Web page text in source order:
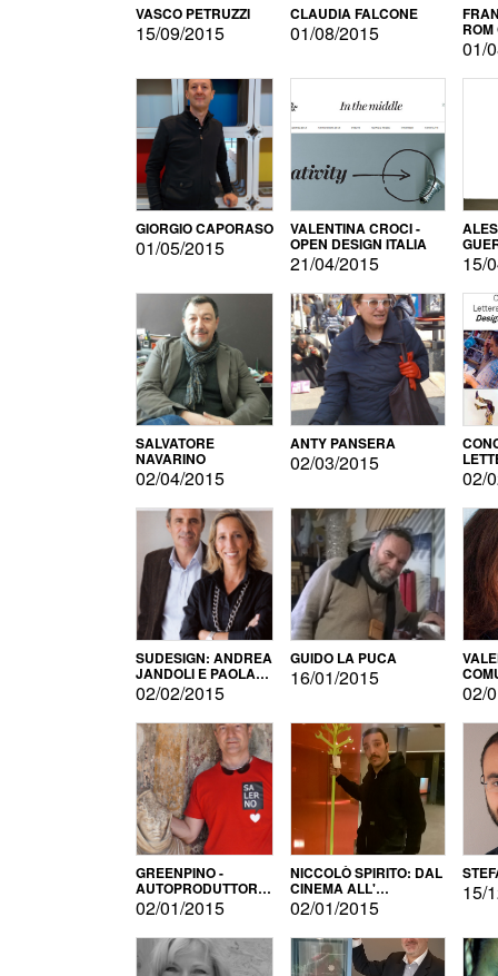
VASCO PETRUZZI
15/09/2015
CLAUDIA FALCONE
01/08/2015
01/
GIORGIO CAPORASO
01/05/2015
VALENTINA CROCI -
OPEN DESIGN ITALIA
21/04/2015 15/
SALVATORE
NAVARINO
02/04/2015
ANTY PANSERA
02/03/2015
02/
SUDESIGN: ANDREA
JANDOLI E PAOLA
PISAPIA
02/02/2015
GUIDO LA PUCA
16/01/2015
02/
GREENPINO -
AUTOPRODUTTORE
PER AMORE
02/01/2015
NICCOLÒ SPIRITO: DAL
CINEMA ALL'
AUTOPRODUZIONE
02/01/2015
15/